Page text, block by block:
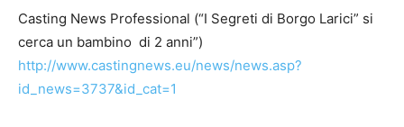
Casting News Professional (“I Segreti di Borgo Larici” si
cerca un bambino di 2 anni”)
http://www.castingnews.eu/news/news.asp?
id_news=3737&id_cat=1